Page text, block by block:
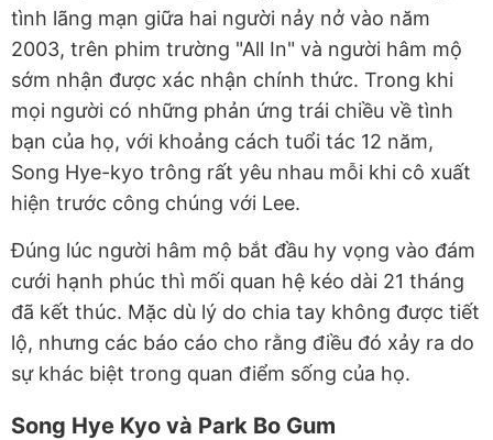
tình lãng mạn giữa hai người nảy nở vào năm
2003, trên phim trường "All In" và người hâm mộ
sớm nhận được xác nhận chính thức. Trong khi
mọi người có những phản ứng trái chiều về tình
bạn của họ, với khoảng cách tuổi tác 12 năm,
Song Hye-kyo trông rất yêu nhau mỗi khi cô xuất
hiện trước công chúng với Lee.
Đúng lúc người hâm mộ bắt đầu hy vọng vào đám
cưới hạnh phúc thì mối quan hệ kéo dài 21 tháng
đã kết thúc. Mặc dù lý do chia tay không được tiết
lộ, nhưng các báo cáo cho rằng điều đó xảy ra do
sự khác biệt trong quan điểm sống của họ.
Song Hye Kyo và Park Bo Gum